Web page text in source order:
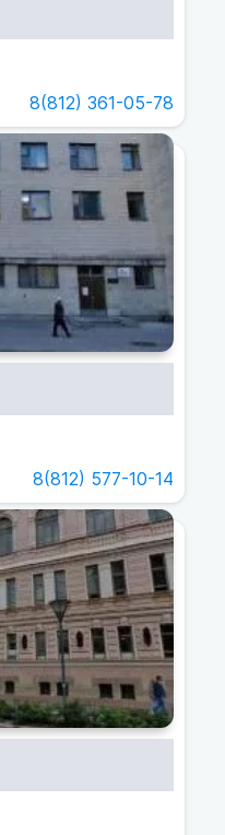
8(812) 361-05-78
8(812) 577-10-14